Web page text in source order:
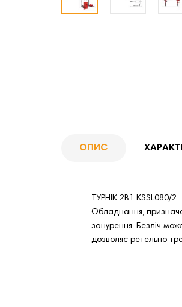
ОПИС
ТУРНІК 2В1 KSSL080/2
Обладнання,
занурення. Безліч
дозволяє ретельно